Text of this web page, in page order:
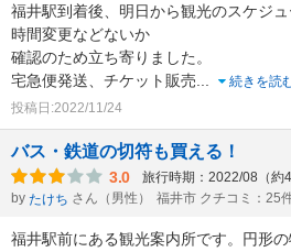
福井駅到着後、明日から観光のスケジュ
時間変更などないか
確認のため立ち寄りました。
宅急便発送、チケット販売
続きを読
投稿日:2022/11/24
バス・鉄道の切符も買える！
3.0 旅行時期：2022/08（約4
by たけち さん（男性） 福井市 クチコミ：25
福井駅前にある観光案内所です。円形